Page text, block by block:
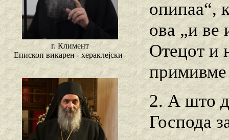
г. Климент
Епископ викарен - хераклејски
опипаа“,
ова „и ве
Отецот и
2. А што
Господа